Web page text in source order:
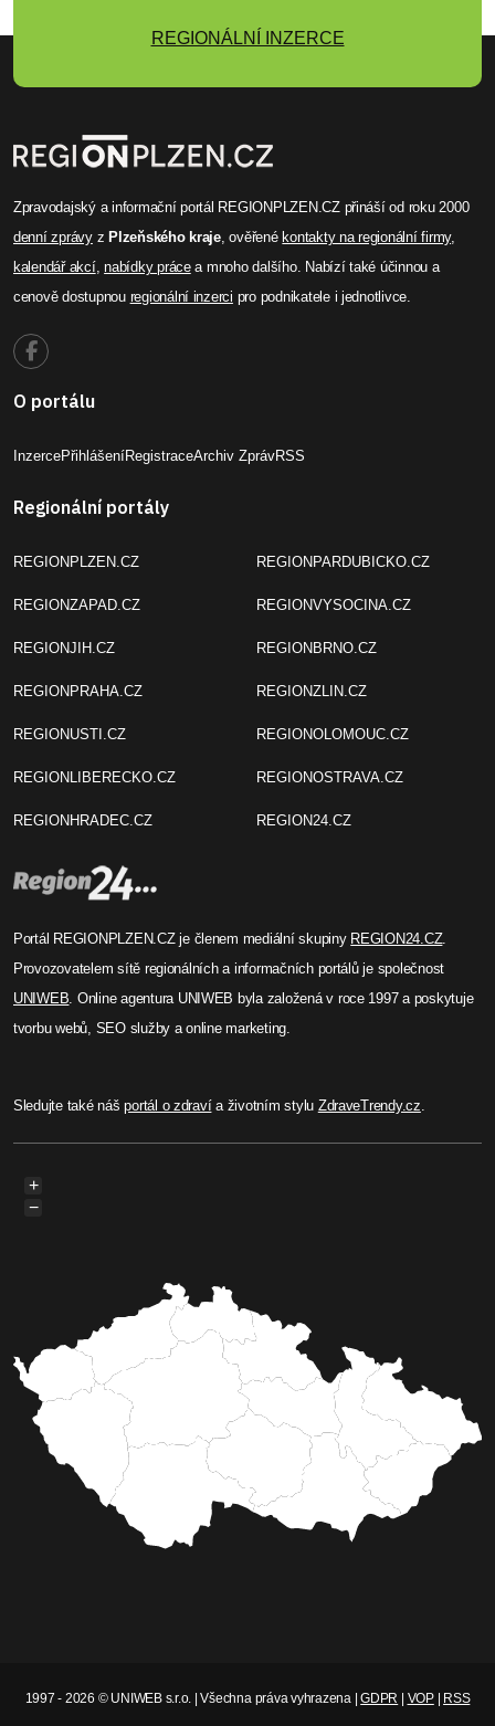
REGIONÁLNÍ INZERCE
Zpravodajský a informační portál REGIONPLZEN.CZ přináší od roku 2000
denní zprávyzPlzeňského kraje, ověřenékontakty na regionální firmy,
kalendář akcí,nabídky prácea mnoho dalšího. Nabízí také účinnou a
cenově dostupnou regionální inzerci pro podnikatele i jednotlivce.
O portálu
InzercePřihlášeníRegistraceArchiv ZprávRSS
Regionální portály
REGIONPLZEN.CZ
REGIONZAPAD.CZ
REGIONJIH.CZ
REGIONPRAHA.CZ
REGIONUSTI.CZ
REGIONLIBERECKO.CZ
REGIONHRADEC.CZ
REGIONPARDUBICKO.CZ
REGIONVYSOCINA.CZ
REGIONBRNO.CZ
REGIONZLIN.CZ
REGIONOLOMOUC.CZ
REGIONOSTRAVA.CZ
REGION24.CZ
Portál REGIONPLZEN.CZ je členem mediální skupiny REGION24.CZ.
Provozovatelem sítě regionálních a informačních portálů je společnost
UNIWEB . Online agentura UNIWEB byla založená v roce 1997 a poskytuje
tvorbu webů, SEO služby a online marketing.
Sledujte také nášportál o zdravía životním stylu ZdraveTrendy.cz
+
−
1997 - 2026 © UNIWEB s.r.o. | Všechna práva vyhrazena |GDPR | VOP| RSS